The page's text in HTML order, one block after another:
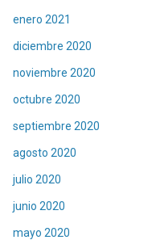
enero 2021
diciembre 2020
noviembre 2020
octubre 2020
septiembre 2020
agosto 2020
julio 2020
junio 2020
mayo 2020